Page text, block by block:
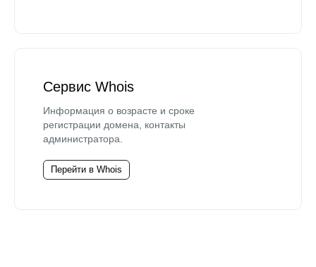
Сервис Whois
Информация о возрасте и сроке
регистрации домена, контакты
администратора.
Перейти в Whois